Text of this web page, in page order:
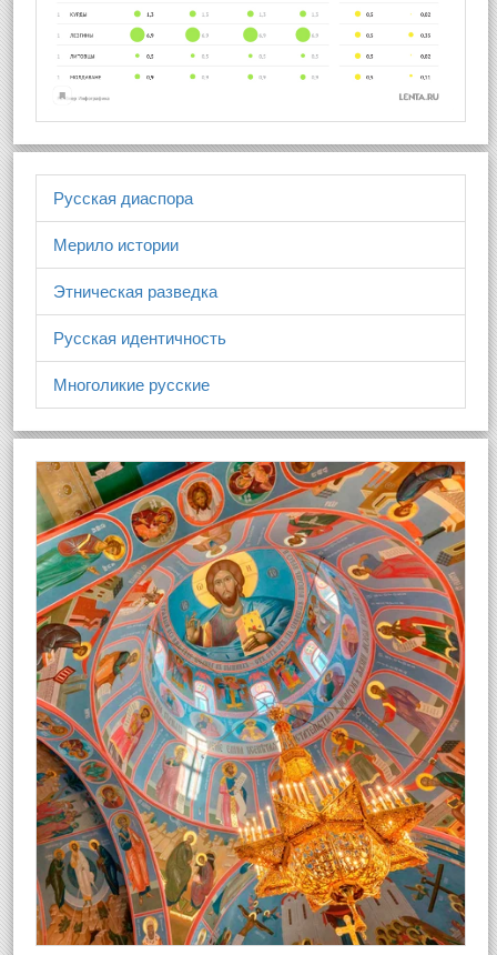
Русская диаспора
Мерило истории
Этническая разведка
Русская идентичность
Многоликие русские